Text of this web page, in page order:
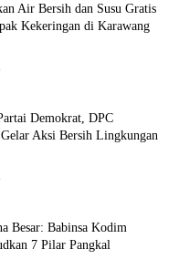
Air Bersih dan Susu Gratis
Kekeringan di Karawang
Demokrat, DPC
Aksi Bersih Lingkungan
Besar: Babinsa Kodim
7 Pilar Pangkal